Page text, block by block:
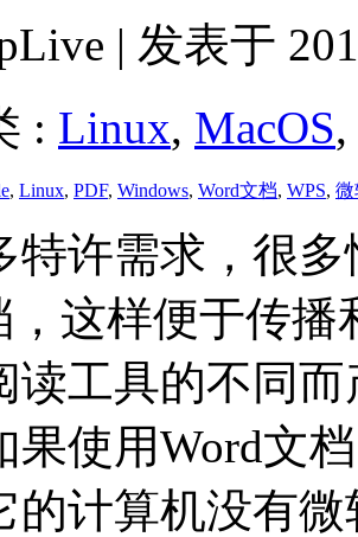
| 发表于
: Linux, MacOS,
, Linux, PDF, Windows, Word文档, WPS, 微
特许需求，很
，这样便于传
读工具的不同
果使用Word文
的计算机没有